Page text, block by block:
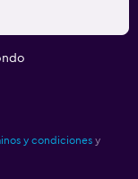
y condiciones y